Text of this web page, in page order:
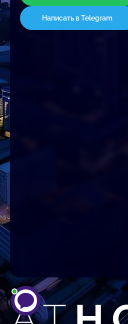
Написать в Telegram